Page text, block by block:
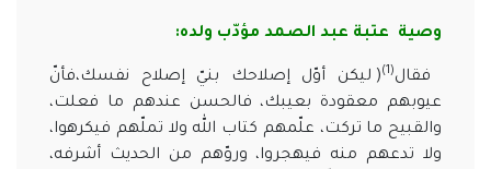
وصية عتبة عبد الصمد مؤدّب ولده:
فقال(1)
( ليكن أوّل إصلاحك بنيّ إصلاح نفسك،فأنّ
عيوبهم معقودة بعيبك، فالحسن عندهم ما فعلت،
والقبيح ما تركت، علّمهم كتاب الله ولا تملّهم فيكرهوا،
ولا تدعهم منه فيهجروا، وروّهم من الحديث أشرفه،